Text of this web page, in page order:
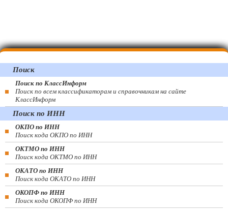
Поиск
Поиск по КлассИнформ
Поиск по всем классификаторам и справочникам на сайте
КлассИнформ
Поиск по ИНН
ОКПО по ИНН
Поиск кода ОКПО по ИНН
ОКТМО по ИНН
Поиск кода ОКТМО по ИНН
ОКАТО по ИНН
Поиск кода ОКАТО по ИНН
ОКОПФ по ИНН
Поиск кода ОКОПФ по ИНН